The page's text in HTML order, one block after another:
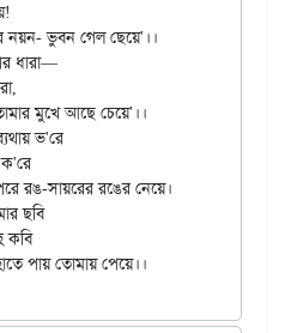
নয়ন- ভুবন গেল ছেয়ে'।।
মুখে আছে চেয়ে'।।
রঙ-সায়রের রঙের নেয়ে।